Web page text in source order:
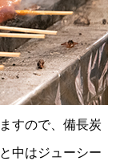
すので、備長炭
中はジューシー